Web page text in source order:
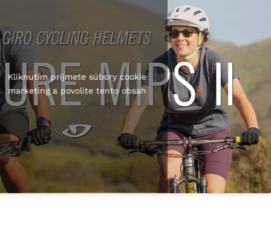
Kliknutím prijmete súbory cookie
marketing a povolíte tento obsah